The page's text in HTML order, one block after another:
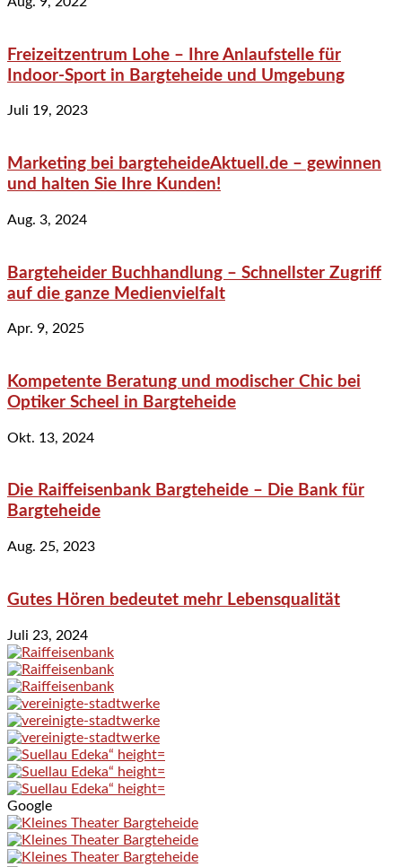
Freizeitzentrum Lohe – Ihre Anlaufstelle für
Indoor-Sport in Bargteheide und Umgebung
Juli 19, 2023
Marketing bei bargteheideAktuell.de – gewinnen
und halten Sie Ihre Kunden!
Aug. 3, 2024
Bargteheider Buchhandlung – Schnellster Zugriff
auf die ganze Medienvielfalt
Apr. 9, 2025
Kompetente Beratung und modischer Chic bei
Optiker Scheel in Bargteheide
Okt. 13, 2024
Die Raiffeisenbank Bargteheide – Die Bank für
Bargteheide
Aug. 25, 2023
Gutes Hören bedeutet mehr Lebensqualität
Juli 23, 2024
Google